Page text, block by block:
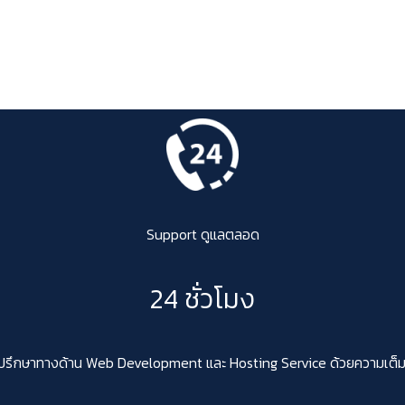
Support ดูแลตลอด
24 ชั่วโมง
กษาทางด้าน Web Development และ Hosting Service ด้วยความเต็